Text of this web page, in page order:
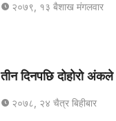
२०७९, १३ बैशाख मंगलवार
तीन दिनपछि दोहोरो
२०७८, २४ चैत्र बिहीबार